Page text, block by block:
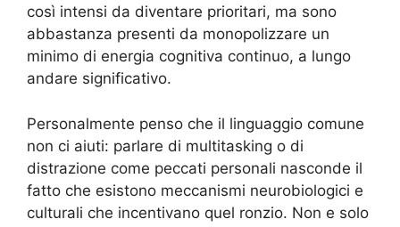
così intensi da diventare prioritari, ma sono
abbastanza presenti da monopolizzare un
minimo di energia cognitiva continuo, a lungo
andare significativo.
Personalmente penso che il linguaggio comune
non ci aiuti: parlare di multitasking o di
distrazione come peccati personali nasconde il
fatto che esistono meccanismi neurobiologici e
culturali che incentivano quel ronzio. Non e solo